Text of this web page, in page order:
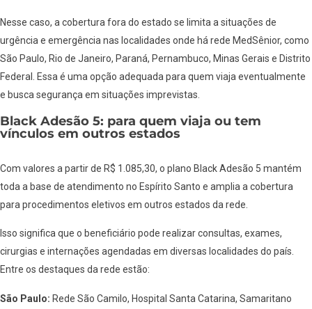
Nesse caso, a cobertura fora do estado se limita a situações de
urgência e emergência nas localidades onde há rede MedSênior, como
São Paulo, Rio de Janeiro, Paraná, Pernambuco, Minas Gerais e Distrito
Federal. Essa é uma opção adequada para quem viaja eventualmente
e busca segurança em situações imprevistas.
Black Adesão 5: para quem viaja ou tem
vínculos em outros estados
Com valores a partir de R$ 1.085,30, o plano Black Adesão 5 mantém
toda a base de atendimento no Espírito Santo e amplia a cobertura
para procedimentos eletivos em outros estados da rede.
Isso significa que o beneficiário pode realizar consultas, exames,
cirurgias e internações agendadas em diversas localidades do país.
Entre os destaques da rede estão:
São Paulo: Rede São Camilo, Hospital Santa Catarina, Samaritano